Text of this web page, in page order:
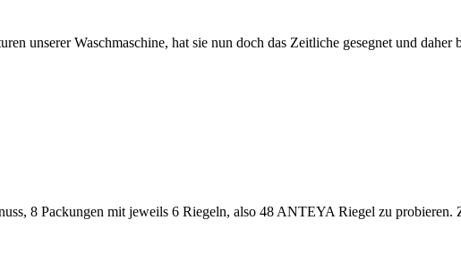
unserer Waschmaschine, hat sie nun doch das Zeitliche gesegnet und
8 Packungen mit jeweils 6 Riegeln, also 48 ANTEYA Riegel zu